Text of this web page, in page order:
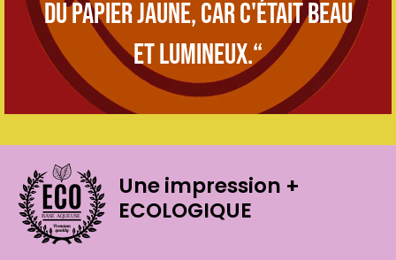
du papier jaune, car c'était beau
et lumineux.“
BASE AQUEUSE
Une impression +
ECOLOGIQUE